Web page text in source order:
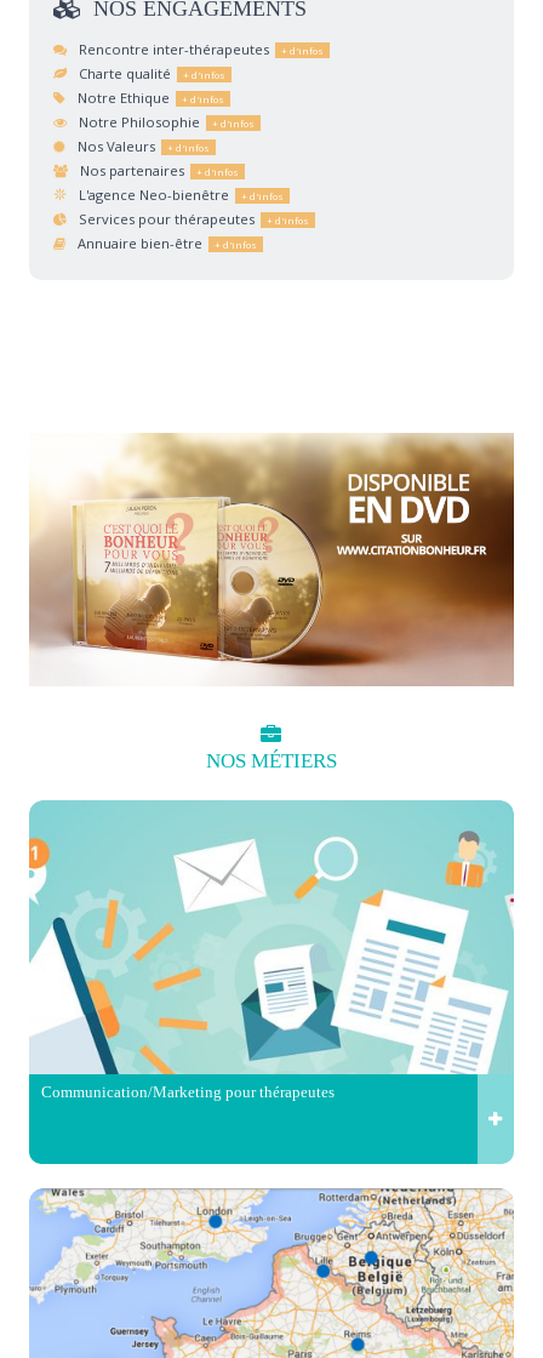
NOS ENGAGEMENTS
Rencontre inter-thérapeutes
Charte qualité
Notre Ethique
Notre Philosophie
Nos Valeurs
Nos partenaires
L'agence Neo-bienêtre
Services pour thérapeutes
Annuaire bien-être
NOS MÉTIERS
Communication/Marketing pour thérapeutes